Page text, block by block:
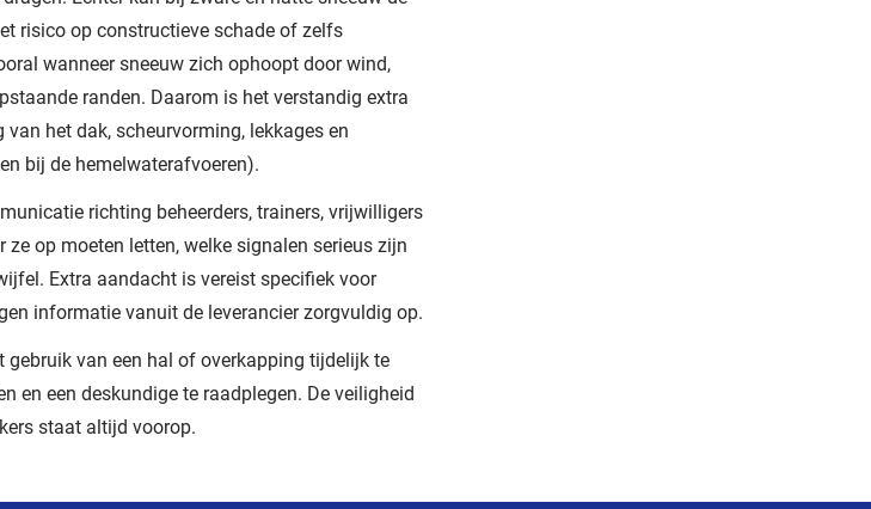
risico op constructieve schade of zelfs
wanneer sneeuw zich ophoopt door wind,
randen. Daarom is het verstandig extra
het dak, scheurvorming, lekkages en
bij de hemelwaterafvoeren).
richting beheerders, trainers, vrijwilligers
op moeten letten, welke signalen serieus zijn
Extra aandacht is vereist specifiek voor
informatie vanuit de leverancier zorgvuldig op.
van een hal of overkapping tijdelijk te
en een deskundige te raadplegen. De veiligheid
staat altijd voorop.